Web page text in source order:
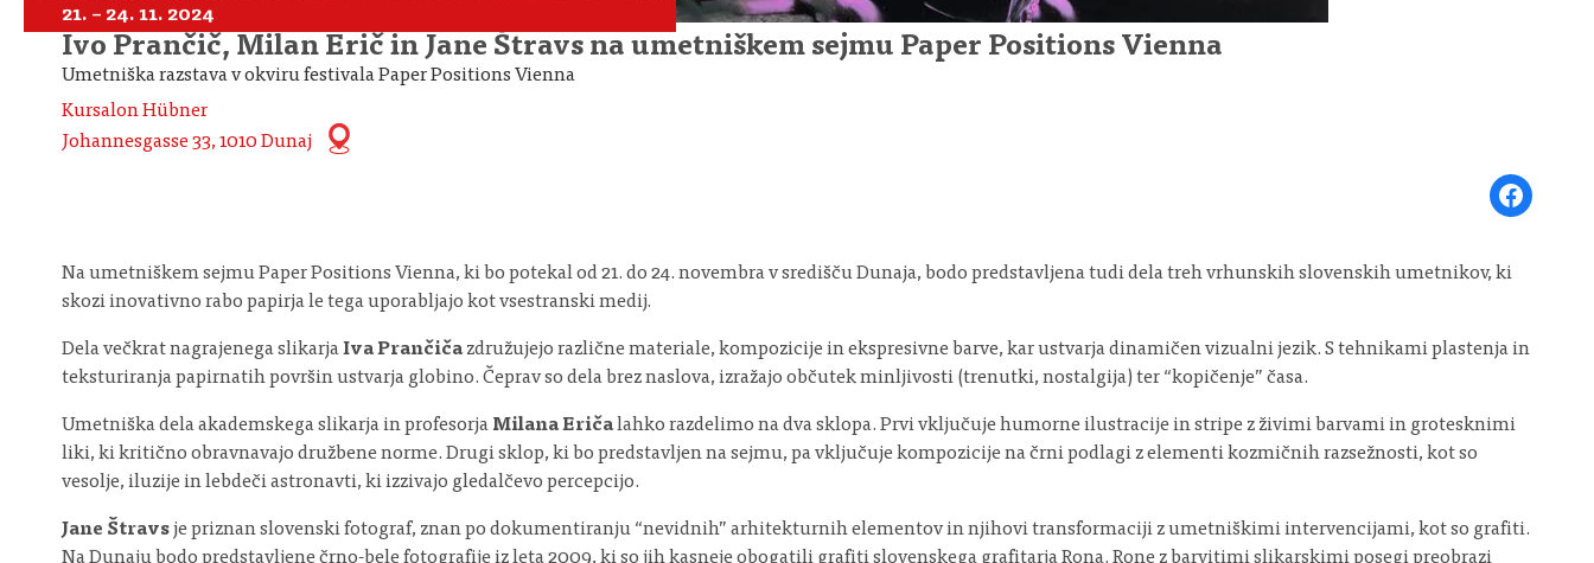
21. – 24. 11. 2024
Ivo Prančič, Milan Erič in Jane Štravs na umetniškem sejmu Paper Positions Vienna
Umetniška razstava v okviru festivala Paper Positions Vienna
Kursalon Hübner
Johannesgasse 33, 1010 Dunaj
Share on
Na umetniškem sejmu Paper Positions Vienna, ki bo potekal od 21. do 24. novembra v središču Dunaja, bodo predstavljena tudi dela treh vrhunskih slovenskih umetnikov, ki
skozi inovativno rabo papirja le tega uporabljajo kot vsestranski medij.
Dela večkrat nagrajenega slikarjaIva Prančičazdružujejo različne materiale, kompozicije in ekspresivne barve, kar ustvarja dinamičen vizualni jezik. S tehnikami plastenja in
teksturiranja papirnatih površin ustvarja globino. Čeprav so dela brez naslova, izražajo občutek minljivosti (trenutki, nostalgija) ter “kopičenje” časa.
Umetniška dela akademskega slikarja in profesorjaMilana Eričalahko razdelimo na dva sklopa. Prvi vključuje humorne ilustracije in stripe z živimi barvami in grotesknimi
liki, ki kritično obravnavajo družbene norme. Drugi sklop, ki bo predstavljen na sejmu, pa vključuje kompozicije na črni podlagi z elementi kozmičnih razsežnosti, kot so
vesolje, iluzije in lebdeči astronavti, ki izzivajo gledalčevo percepcijo.
Jane Štravsje priznan slovenski fotograf, znan po dokumentiranju “nevidnih” arhitekturnih elementov in njihovi transformaciji z umetniškimi intervencijami, kot so grafiti.
Na Dunaju bodo predstavljene črno-bele fotografije iz leta 2009, ki so jih kasneje obogatili grafiti slovenskega grafitarja Rona. Rone z barvitimi slikarskimi posegi preobrazi